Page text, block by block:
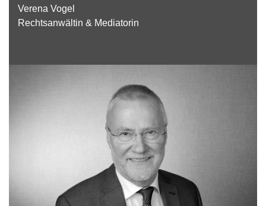
Verena Vogel
Rechtsanwältin & Mediatorin